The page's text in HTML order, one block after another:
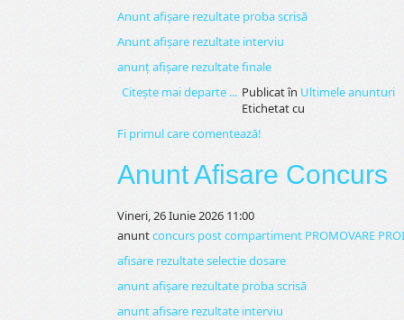
Anunt afișare rezultate proba scrisă
Anunt afișare rezultate interviu
anunț afișare rezultate finale
Citeşte mai departe ... Publicat în Ultimele anunturi
Etichetat cu
Fi primul care comentează!
Anunt Afisare Concurs
Vineri, 26 Iunie 2026 11:00
anuntconcurs post compartiment PROMOVARE
afisare rezultate selectie dosare
anunt afișare rezultate proba scrisă
anunt afisare rezultate interviu